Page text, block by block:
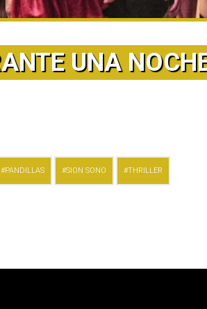
UNA
PANDILLAS SION SONO THRILLER